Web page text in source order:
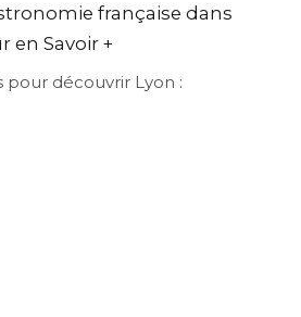
française dans
en Savoir +
pour découvrir Lyon :